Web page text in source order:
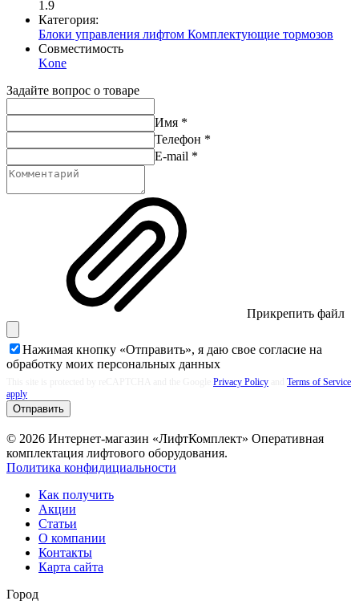
1.9
Категория:
Блоки управления лифтом Комплектующие тормозов
Совместимость
Kone
Задайте вопрос о товаре
Имя *
Телефон *
E-mail *
Прикрепить файл
Нажимая кнопку «Отправить», я даю свое согласие на
обработку моих персональных данных
Privacy Policy
Terms of Service
apply
Отправить
© 2026 Интернет-магазин «ЛифтКомплект» Оперативная
комплектация лифтового оборудования.
Политика конфидициальности
Как получить
Акции
Статьи
О компании
Контакты
Карта сайта
Город